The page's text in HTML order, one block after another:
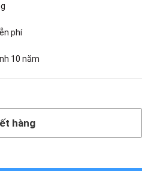
phí
10 năm
hàng